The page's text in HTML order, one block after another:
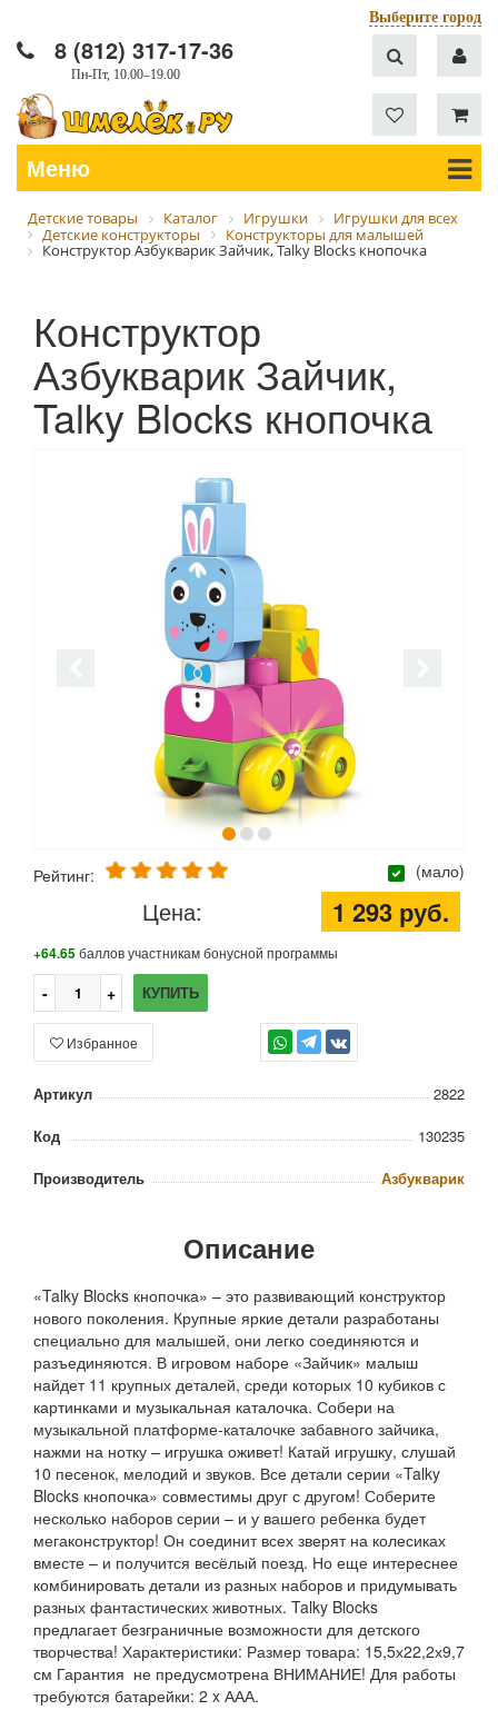
Выберите город
8 (812) 317-17-36
Пн-Пт, 10.00–19.00
Меню
Детские товары Каталог Игрушки
Игрушки для всех
Детские конструкторы
Конструкторы для малышей
Конструктор Азбукварик Зайчик, Talky Blocks кнопочка
Конструктор
Азбукварик Зайчик,
Talky Blocks кнопочка
Рейтинг: (мало)
Цена: 1 293 руб.
+64.65баллов участникам бонусной программы
КУПИТЬ
TG
Избранное
Артикул
2822
Код
130235
Производитель
Азбукварик
Описание
«Talky Blocks кнопочка» – это развивающий конструктор
нового поколения. Крупные яркие детали разработаны
специально для малышей, они легко соединяются и
разъединяются. В игровом наборе «Зайчик» малыш
найдет 11 крупных деталей, среди которых 10 кубиков с
картинками и музыкальная каталочка. Собери на
музыкальной платформе-каталочке забавного зайчика,
нажми на нотку – игрушка оживет! Катай игрушку, слушай
10 песенок, мелодий и звуков. Все детали серии «Talky
Blocks кнопочка» совместимы друг с другом! Соберите
несколько наборов серии – и у вашего ребенка будет
мегаконструктор! Он соединит всех зверят на колесиках
вместе – и получится весёлый поезд. Но еще интереснее
комбинировать детали из разных наборов и придумывать
разных фантастических животных. Talky Blocks
предлагает безграничные возможности для детского
творчества! Характеристики: Размер товара: 15,5х22,2х9,7
см Гарантия не предусмотрена ВНИМАНИЕ! Для работы
требуются батарейки: 2 x ААА.